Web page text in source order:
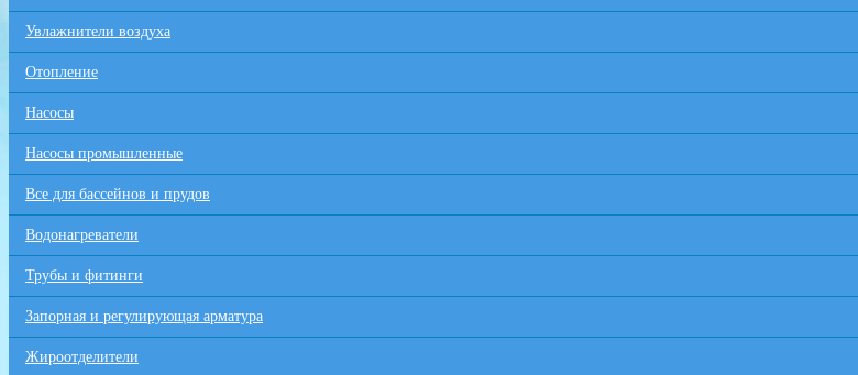
Увлажнители воздуха
Отопление
Насосы
Насосы промышленные
Все для бaссейнов и прудов
Водонагреватели
Трубы и фитинги
Запорная и регулирующая арматура
Жироотделители